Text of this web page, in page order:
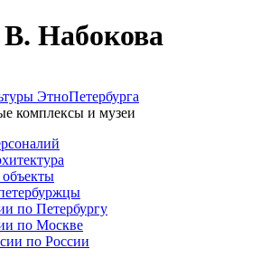
Набокова
ЭтноПетербурга
комплексы и музеи
по Петербургу
по Москве
по России